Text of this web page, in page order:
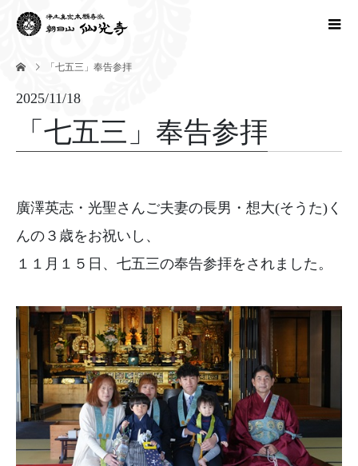
「七五三」奉告参拝
2025/11/18
「七五三」奉告参拝
廣澤英志・光聖さんご夫妻の長男・想大(そうた)く
んの３歳をお祝いし、
１１月１５日、七五三の奉告参拝をされました。